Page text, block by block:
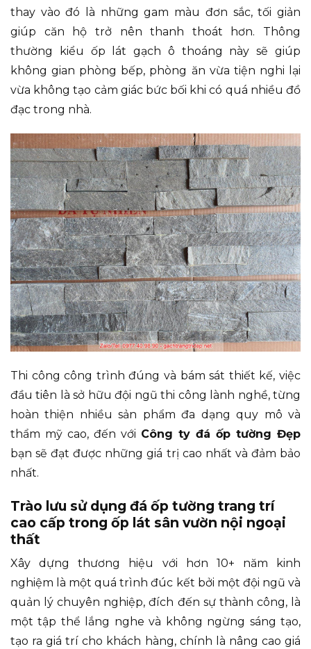
thay vào đó là những gam màu đơn sắc, tối giản
giúp căn hộ trở nên thanh thoát hơn. Thông
thường kiểu ốp lát gạch ô thoáng này sẽ giúp
không gian phòng bếp, phòng ăn vừa tiện nghi lại
vừa không tạo cảm giác bức bối khi có quá nhiều đồ
đạc trong nhà.
Thi công công trình đúng và bám sát thiết kế, việc
đầu tiên là sở hữu đội ngũ thi công lành nghề, từng
hoàn thiện nhiều sản phẩm đa dạng quy mô và
thẩm mỹ cao, đến với Công ty đá ốp tường Đẹp
bạn sẽ đạt được những giá trị cao nhất và đảm bảo
nhất.
Trào lưu sử dụng đá ốp tường trang trí
cao cấp trong ốp lát sân vườn nội ngoại
thất
Xây dựng thương hiệu với hơn 10+ năm kinh
nghiệm là một quá trình đúc kết bởi một đội ngũ và
quản lý chuyên nghiệp, đích đến sự thành công, là
một tập thể lắng nghe và không ngừng sáng tạo,
tạo ra giá trí cho khách hàng, chính là nâng cao giá